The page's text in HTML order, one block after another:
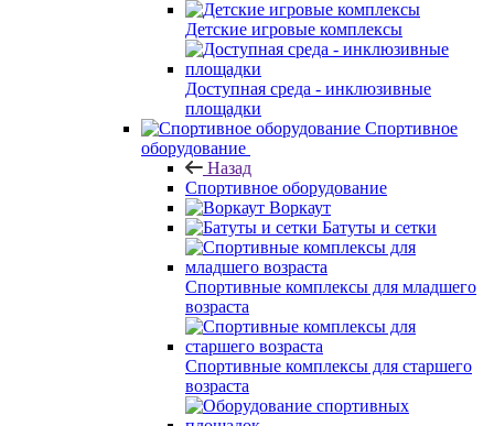
Детские игровые комплексы
Доступная среда - инклюзивные
площадки
Спортивное
оборудование
Назад
Спортивное оборудование
Воркаут
Батуты и сетки
Спортивные комплексы для младшего
возраста
Спортивные комплексы для старшего
возраста